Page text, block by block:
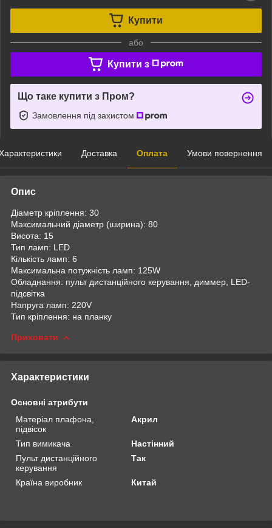
Купити
або
Купити з
Що таке купити з Пром?
Замовлення під захистом
Доставка Оплата Умови повернення
Опис
Діаметр кріплення: 30
Максимальний діаметр (ширина): 80
Висота: 15
Тип ламп: LED
Кількість ламп: 6
Максимальна потужність ламп: 125W
Обладнання: пульт дистанційного керування, диммер, LED-
підсвітка
Напруга ламп: 220V
Тип кріплення: на планку
Приховати
Характеристики
Основні атрибути
Матеріал плафона,
підвісок
Акрил
Тип вимикача
Настінний
Пульт дистанційного
керування
Так
Країна виробник Китай